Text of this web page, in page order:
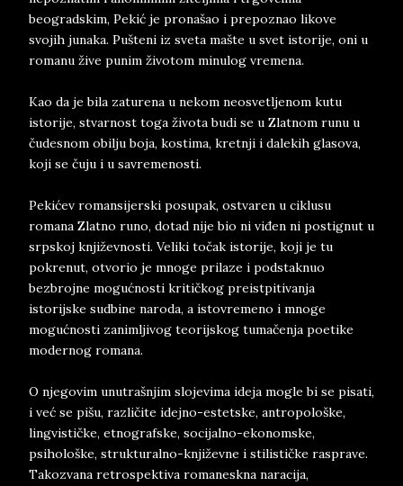
beogradskim, Pekić je pronašao i prepoznao likove
svojih junaka. Pušteni iz sveta mašte u svet istorije, oni u
romanu žive punim životom minulog vremena.
Kao da je bila zaturena u nekom neosvetljenom kutu
istorije, stvarnost toga života budi se u Zlatnom runu u
čudesnom obilju boja, kostima, kretnji i dalekih glasova,
koji se čuju i u savremenosti.
Pekićev romansijerski posupak, ostvaren u ciklusu
romana Zlatno runo, dotad nije bio ni viđen ni postignut u
srpskoj književnosti. Veliki točak istorije, koji je tu
pokrenut, otvorio je mnoge prilaze i podstaknuo
bezbrojne mogućnosti kritičkog preistpitivanja
istorijske sudbine naroda, a istovremeno i mnoge
mogućnosti zanimljivog teorijskog tumačenja poetike
modernog romana.
O njegovim unutrašnjim slojevima ideja mogle bi se pisati,
i već se pišu, različite idejno-estetske, antropološke,
lingvističke, etnografske, socijalno-ekonomske,
psihološke, strukturalno-književne i stilističke rasprave.
Takozvana retrospektiva romaneskna naracija,